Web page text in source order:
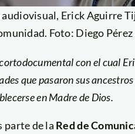
Erick Aguirre
Foto: Diego
con el cual
que pasaron sus
en Madre de Dios.
parte de la Red de